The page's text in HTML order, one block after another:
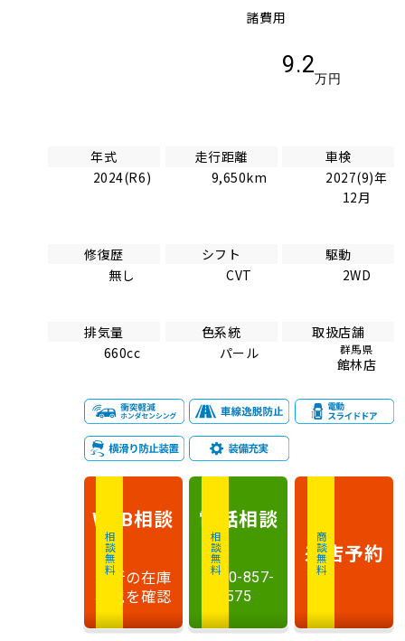
諸費用
9.2
万円
年式
2024(R6)
走行距離
9,650km
車検
2027(9)年
12月
修復歴
無し
シフト
CVT
駆動
2WD
排気量
660cc
色系統
パール
取扱店舗
群馬県
館林店
相談無料
WEB相談
最新の在庫
状況を確認
相談無料
電話相談
0120-857-
575
商談無料
来店予約